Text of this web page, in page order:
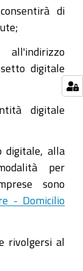
di
digitale
digitale
digitale, alla
per
sono
- Domicilio
rivolgersi al